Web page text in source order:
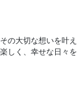
の大切な想いを叶え
しく、幸せな日々を